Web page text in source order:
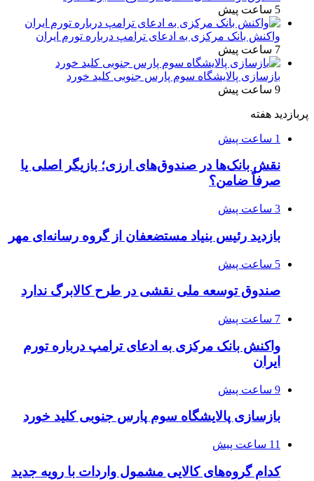
5 ساعت پیش
واکنش بانک مرکزی به ادعای ترامپ درباره تورم ایران
7 ساعت پیش
بازسازی پالایشگاه سوم پارس جنوبی کلید خورد
9 ساعت پیش
پربازدید هفته
1 ساعت پیش
نقش بانک‌ها در صندوق‌های ارزی؛ بازیگر اصلی یا
صرفاً ضامن؟
3 ساعت پیش
بازدید رئیس بنیاد مستضعفان از گروه رسانه‌ای مهر
5 ساعت پیش
صندوق توسعه ملی نقشی در طرح کالابرگ ندارد
7 ساعت پیش
واکنش بانک مرکزی به ادعای ترامپ درباره تورم
ایران
9 ساعت پیش
بازسازی پالایشگاه سوم پارس جنوبی کلید خورد
11 ساعت پیش
کدام گروه‌های کالایی مشمول واردات با رویه جدید